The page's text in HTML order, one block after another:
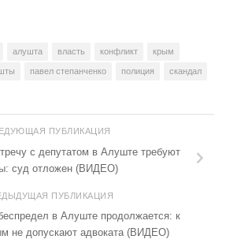
алушта власть конфликт крым
павел степанченко полиция скандал
ПУБЛИКАЦИЯ
с депутатом в Алуште требуют
суд отложен (ВИДЕО)
ПУБЛИКАЦИЯ
в Алуште продолжается: к
не допускают адвоката (ВИДЕО)